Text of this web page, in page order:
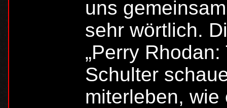
uns
sehr wörtlich.
„Perry
Schulter
miterleben,